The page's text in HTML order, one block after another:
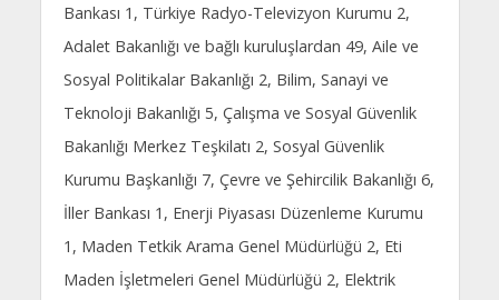
Bankası 1, Türkiye Radyo-Televizyon Kurumu 2,
Adalet Bakanlığı ve bağlı kuruluşlardan 49, Aile ve
Sosyal Politikalar Bakanlığı 2, Bilim, Sanayi ve
Teknoloji Bakanlığı 5, Çalışma ve Sosyal Güvenlik
Bakanlığı Merkez Teşkilatı 2, Sosyal Güvenlik
Kurumu Başkanlığı 7, Çevre ve Şehircilik Bakanlığı 6,
İller Bankası 1, Enerji Piyasası Düzenleme Kurumu
1, Maden Tetkik Arama Genel Müdürlüğü 2, Eti
Maden İşletmeleri Genel Müdürlüğü 2, Elektrik